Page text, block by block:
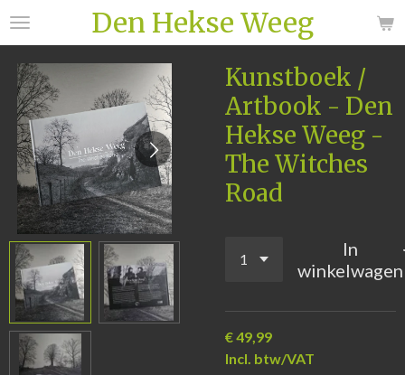
Ga
naar
de
hoofdinhoud
Den Hekse Weeg
Kunstboek /
Artbook - Den
Hekse Weeg -
The Witches
Road
In
winkelwagen
€ 49,99
Incl. btw/VAT